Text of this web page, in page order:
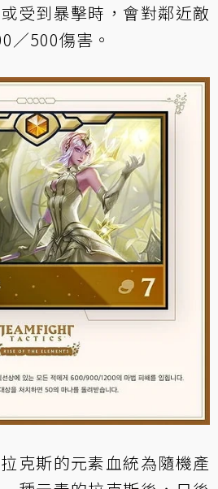
受到暴擊時，會對鄰近敵
／500傷害。
克斯的元素血統為隨機產